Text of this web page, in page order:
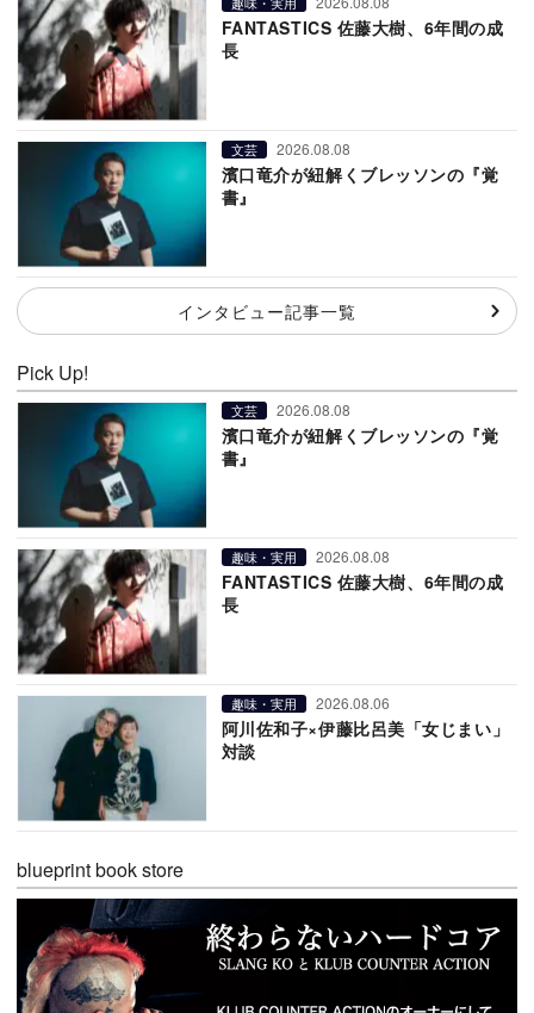
FANTASTICS 佐藤大樹、6年間の成
長
文芸 2026.08.08
濱口竜介が紐解くブレッソンの『覚
書』
インタビュー記事一覧
Pick Up!
文芸 2026.08.08
濱口竜介が紐解くブレッソンの『覚
書』
趣味・実用 2026.08.08
FANTASTICS 佐藤大樹、6年間の成
長
趣味・実用 2026.08.06
阿川佐和子×伊藤比呂美「女じまい」
対談
blueprint book store